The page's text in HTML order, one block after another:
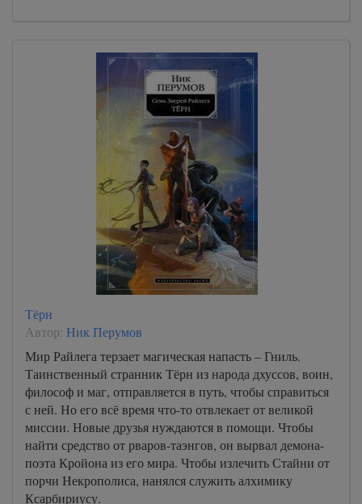
Тёрн
Автор: Ник Перумов
Мир Райлега терзает магическая напасть – Гниль.
Таинственный странник Тёрн из народа дхуссов, воин,
философ и маг, отправляется в путь, чтобы справиться
с ней. Но его всё время что-то отвлекает от великой
миссии. Новые друзья нуждаются в помощи. Чтобы
найти средство от рваров-таэнгов, он вырвал демона-
поэта Кройона из его мира. Чтобы излечить Стайни от
порчи Некрополиса, нанялся служить алхимику
Ксарбириусу.